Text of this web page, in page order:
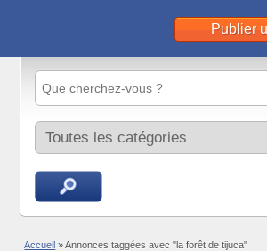
Publier
Accueil » Annonces taggées avec "la forêt de tijuca"